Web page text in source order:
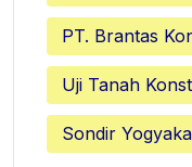
PT. Brantas
Uji Tanah
Sondir